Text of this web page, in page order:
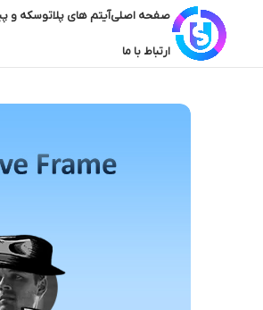
صفحه اصلیآیتم های پلاتوسکه و
ارتباط با ما